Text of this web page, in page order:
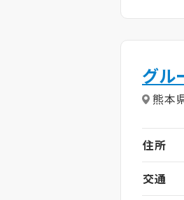
グル
熊本
住所
交通